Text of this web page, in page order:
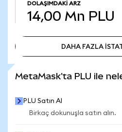
DOLAŞIMDAKI ARZ
14,00 Mn PLU
DAHA FAZLA
MetaMask'ta PLU ile
PLU Satın Al
Birkaç dokunuşla satın alın.